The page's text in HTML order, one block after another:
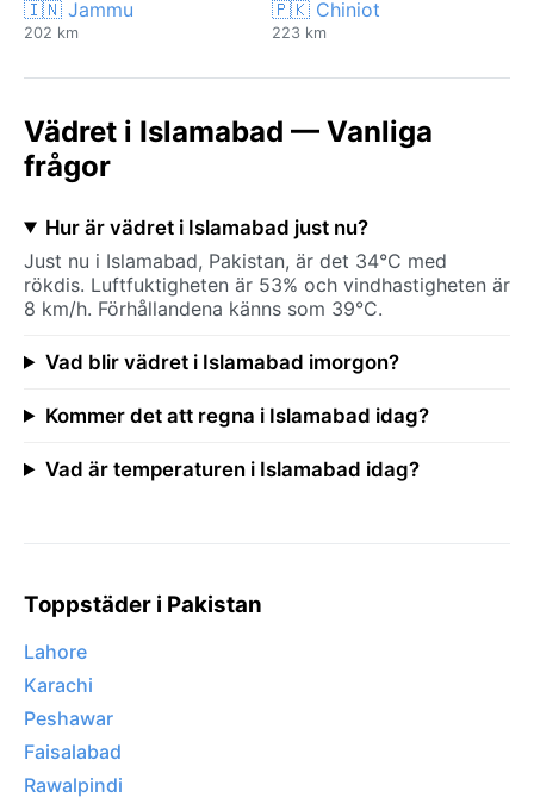
🇮🇳 Jammu
202 km
🇵🇰 Chiniot
223 km
Vädret i Islamabad — Vanliga
frågor
Hur är vädret i Islamabad just nu?
Just nu i Islamabad, Pakistan, är det 34°C med
rökdis. Luftfuktigheten är 53% och vindhastigheten är
8 km/h. Förhållandena känns som 39°C.
Vad blir vädret i Islamabad imorgon?
Kommer det att regna i Islamabad idag?
Vad är temperaturen i Islamabad idag?
Toppstäder i Pakistan
Lahore
Karachi
Peshawar
Faisalabad
Rawalpindi